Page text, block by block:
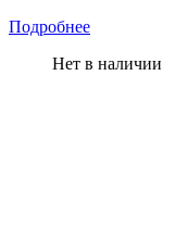
Подробнее
Нет в наличии